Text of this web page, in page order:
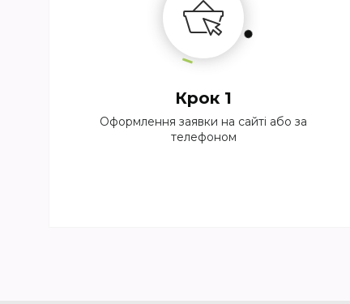
Крок 1
Оформлення заявки на сайті або за
телефоном